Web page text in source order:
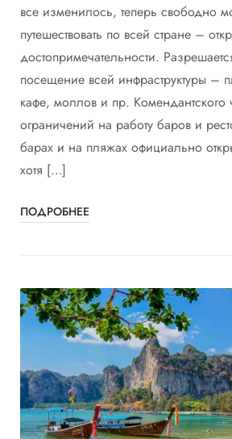
все изменилось, теперь свободно
путешествовать по всей стране –
достопримечательности.
посещение всей инфраструктуры –
кафе, моллов и пр. Комендантского
ограничений на работу баров и
барах и на пляжах официально
хотя […]
ПОДРОБНЕЕ